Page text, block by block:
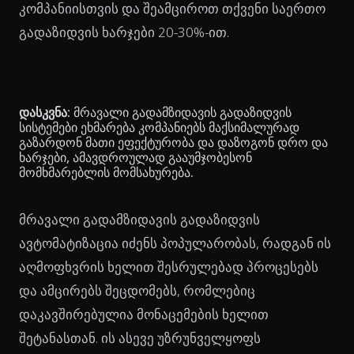
კომპანიისთვის და შეამციროთ თქვენი საერთო
გადაზიდვის ხარჯები 20-30%-ით.
დასკვნა: მრავალი გადამზიდავის გადაზიდვის
სისტემები ეხმარება კომპანიებს მაქსიმალურად
გაზარდონ მათი ეფექტურობა და დაზოგონ დრო და
ხარჯები, ამავდროულად გააუმჯობესონ
მომხმარებლის მომსახურება.
მრავალი გადამზიდავის გადაზიდვის
ავტომატიზაცია იძენს პოპულარობას, რადგან ის
აღმოფხვრის ხელით შესრულებად პროცესებს
და ამცირებს შეცდომებს, რომლებიც
დაკავშირებულია მონაცემების ხელით
შეტანასთან. ის ასევე უზრუნველყოფს